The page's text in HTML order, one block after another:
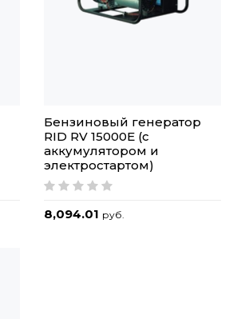
Бензиновый генератор
RID RV 15000E (с
аккумулятором и
электростартом)
8,094.01 руб.